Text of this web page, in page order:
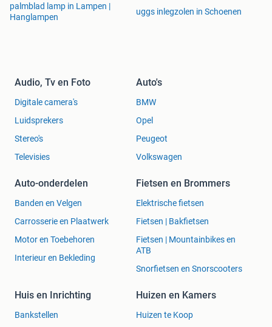
palmblad lamp in Lampen |
Hanglampen
uggs inlegzolen in Schoenen
Audio, Tv en Foto
Digitale camera's
Luidsprekers
Stereo's
Televisies
Auto's
BMW
Opel
Peugeot
Volkswagen
Auto-onderdelen
Banden en Velgen
Carrosserie en Plaatwerk
Motor en Toebehoren
Interieur en Bekleding
Fietsen en Brommers
Elektrische fietsen
Fietsen | Bakfietsen
Fietsen | Mountainbikes en
ATB
Snorfietsen en Snorscooters
Huis en Inrichting
Bankstellen
Huizen en Kamers
Huizen te Koop